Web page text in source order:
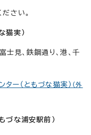
さい。
猫実）
士見、鉄鋼通り、港、千
ター（ともづな猫実） （外
づな浦安駅前）